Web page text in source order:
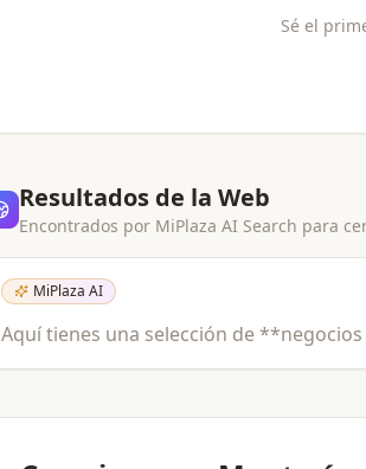
Sé el
Resultados de la Web
Encontrados por MiPlaza AI Search para
MiPlaza AI
Aquí tienes una selección de